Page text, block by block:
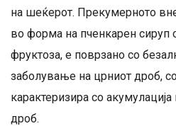
на шеќерот. Прекумерното
во форма на пченкарен сируп
фруктоза, е поврзано со
заболување на црниот дроб,
карактеризира со
дроб.